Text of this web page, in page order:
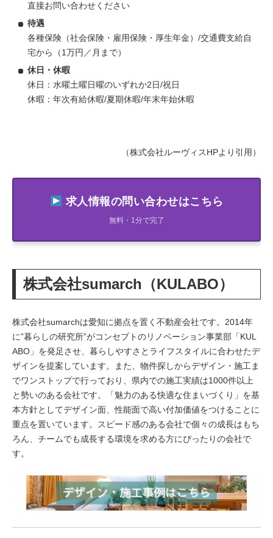
直接お問い合わせください
待遇
各種保険（社会保険・雇用保険・厚生年金）/交通費支給自
宅から（1万円／月まで）
休日・休暇
休日：水曜土曜日曜のいずれか2日/祝日
休暇：年次有給休暇/夏期休暇/年末年始休暇
（株式会社ルーヴィスHPより引用）
求人情報の問い合わせはこちら
無料・1分で完了
株式会社sumarch（KULABO）
株式会社sumarchは愛知に拠点を置く不動産会社です。2014年
に”暮らしの研究所”がコンセプトのリノベーション事業部「KUL
ABO」を発足させ、暮らしやすさとライフスタイルに合わせたデ
ザインを提案しています。また、物件探しからデザイン・施工ま
でワンストップで行っており、県内での施工実績は1000件以上
と勢いのある会社です。「魅力のある快適な住まいづくり」を基
本方針としてデザイン面、性能面で高い付加価値をつけることに
重点を置いています。スピード感のある会社で個々の成長はもち
ろん、チームでも成長する環境を求める方にぴったりの会社で
す。